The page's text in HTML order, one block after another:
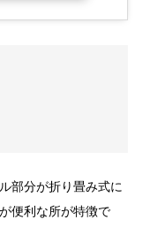
部分が折り畳み式に
便利な所が特徴で